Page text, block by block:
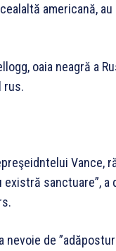
americană,
oaia neagră a
rus.
Vance,
sanctuare”, a
de